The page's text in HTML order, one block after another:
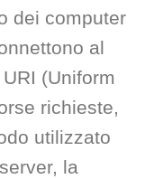
dei computer
al
(Uniform
richieste,
utilizzato
la